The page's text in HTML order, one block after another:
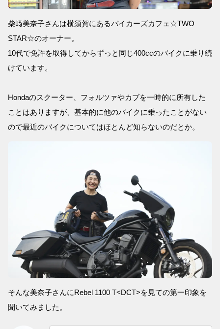
柴﨑美奈子さんは横須賀にあるバイカーズカフェ☆TWO
STAR☆のオーナー。
10代で免許を取得してからずっと同じ400ccのバイクに乗り続
けています。
Hondaのスクーター、フォルツァやカブを一時的に所有した
ことはありますが、基本的に他のバイクに乗ったことがない
ので最近のバイクについてはほとんど知らないのだとか。
そんな美奈子さんにRebel 1100 T<DCT>を見ての第一印象を
聞いてみました。